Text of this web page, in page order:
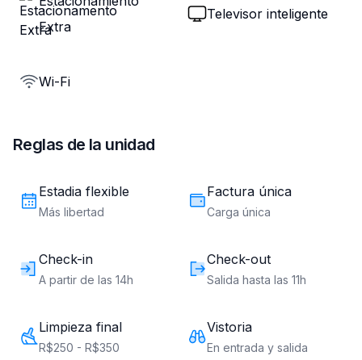
Extra
Televisor inteligente
Wi-Fi
Reglas de la unidad
Estadia flexible
Más libertad
Factura única
Carga única
Check-in
A partir de las 14h
Check-out
Salida hasta las 11h
Limpieza final
R$250 - R$350
Vistoria
En entrada y salida